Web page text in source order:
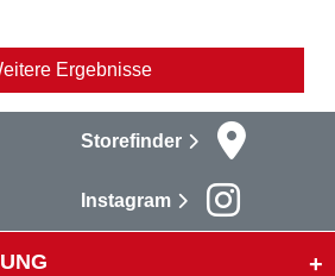
Ergebnisse
Storefinder
Instagram